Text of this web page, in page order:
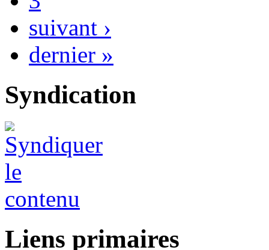
suivant ›
dernier »
Syndication
Liens primaires